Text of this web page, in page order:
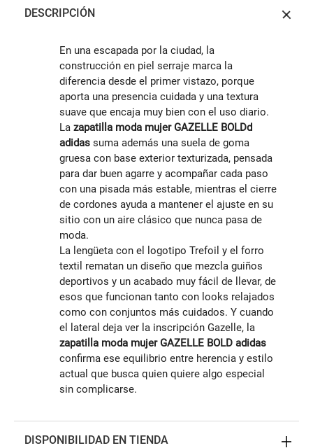
DESCRIPCIÓN
En una escapada por la ciudad, la
construcción en piel serraje marca la
diferencia desde el primer vistazo, porque
aporta una presencia cuidada y una textura
suave que encaja muy bien con el uso diario.
La zapatilla moda mujer GAZELLE BOLDd
adidas suma además una suela de goma
gruesa con base exterior texturizada, pensada
para dar buen agarre y acompañar cada paso
con una pisada más estable, mientras el cierre
de cordones ayuda a mantener el ajuste en su
sitio con un aire clásico que nunca pasa de
moda.
La lengüeta con el logotipo Trefoil y el forro
textil rematan un diseño que mezcla guiños
deportivos y un acabado muy fácil de llevar, de
esos que funcionan tanto con looks relajados
como con conjuntos más cuidados. Y cuando
el lateral deja ver la inscripción Gazelle, la
zapatilla moda mujer GAZELLE BOLD adidas
confirma ese equilibrio entre herencia y estilo
actual que busca quien quiere algo especial
sin complicarse.
DISPONIBILIDAD EN TIENDA